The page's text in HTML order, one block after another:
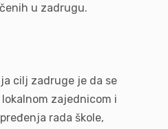
u zadrugu.
cilj zadruge je da se
zajednicom i
rada škole,